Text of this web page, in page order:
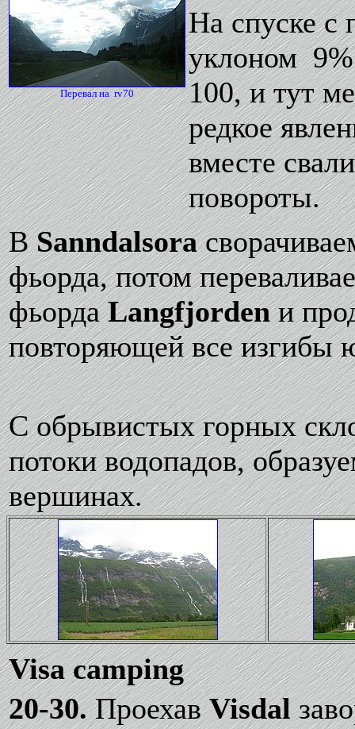
Перевал на rv70
На спуске с
уклоном 9%
100, и тут
редкое
вместе
повороты.
ВSanndalsora
фьорда, потом
фьордаLangfjordenи
повторяющей все изгибы
С обрывистых горных
потоки водопадов,
вершинах.
Visa camping
20-30.ПроехавVisdal